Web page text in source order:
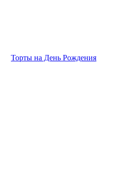
Торты на День Рождения